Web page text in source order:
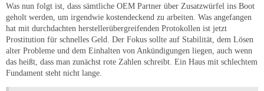
Was nun folgt ist, dass sämtliche OEM Partner über Zusatzwürfel ins Boot
geholt werden, um irgendwie kostendeckend zu arbeiten. Was angefangen
hat mit durchdachten herstellerübergreifenden Protokollen ist jetzt
Prostitution für schnelles Geld. Der Fokus sollte auf Stabilität, dem Lösen
alter Probleme und dem Einhalten von Ankündigungen liegen, auch wenn
das heißt, dass man zunächst rote Zahlen schreibt. Ein Haus mit schlechtem
Fundament steht nicht lange.